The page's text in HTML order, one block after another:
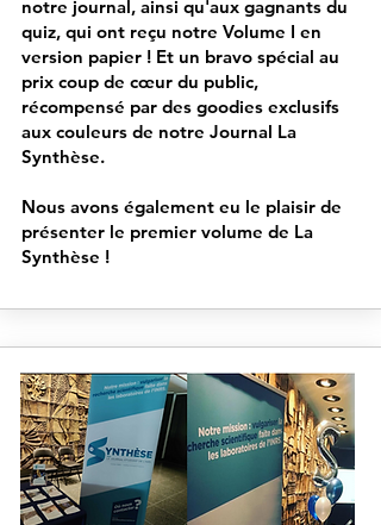
notre journal, ainsi qu'aux gagnants du
quiz, qui ont reçu notre Volume I en
version papier ! Et un bravo spécial au
prix coup de cœur du public,
récompensé par des goodies exclusifs
aux couleurs de notre Journal La
Synthèse.
Nous avons également eu le plaisir de
présenter le premier volume de La
Synthèse !